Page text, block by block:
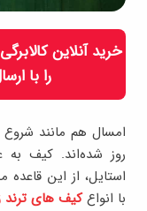
خرید آنلاین کالابرگی
را با
امسال هم مانند
روز شده‌اند. کیف به
استایل، از این
با انواعکیف های ترند